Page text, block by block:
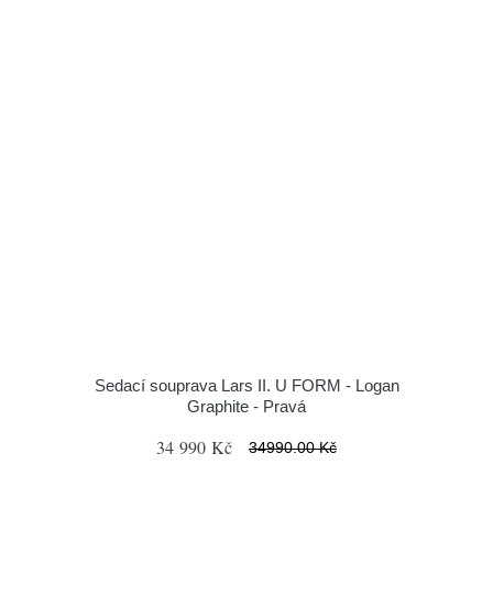
Sedací souprava Lars II. U FORM - Logan
Graphite - Pravá
34 990 Kč 34990.00 Kč